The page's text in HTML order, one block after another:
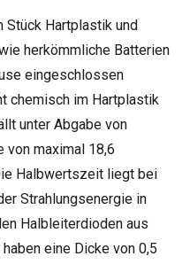
Stück Hartplastik und
herkömmliche Batterien
eingeschlossen
chemisch im Hartplastik
unter Abgabe von
von maximal 18,6
Halbwertszeit liegt bei
Strahlungsenergie in
Halbleiterdioden aus
eine Dicke von 0,5